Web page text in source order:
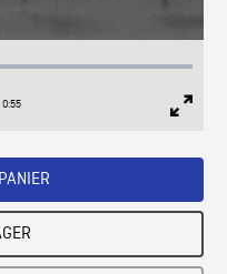
Duration
0:55